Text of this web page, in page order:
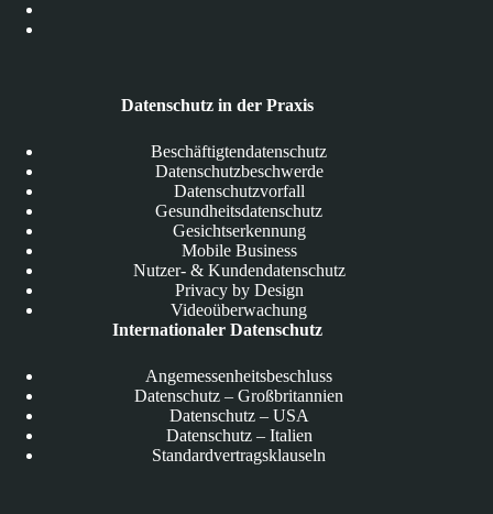
Datenschutz in der Praxis
Beschäftigtendatenschutz
Datenschutzbeschwerde
Datenschutzvorfall
Gesundheitsdatenschutz
Gesichtserkennung
Mobile Business
Nutzer- & Kundendatenschutz
Privacy by Design
Videoüberwachung
Internationaler Datenschutz
Angemessenheitsbeschluss
Datenschutz – Großbritannien
Datenschutz – USA
Datenschutz – Italien
Standardvertragsklauseln